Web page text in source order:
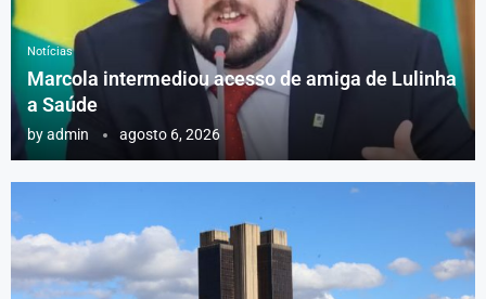
Notícias
Marcola intermediou acesso de amiga de Lulinha
a Saúde
byadmin agosto 6, 2026